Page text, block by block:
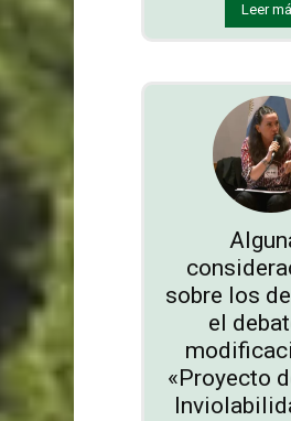
Leer
sobre los
el
«Proyecto